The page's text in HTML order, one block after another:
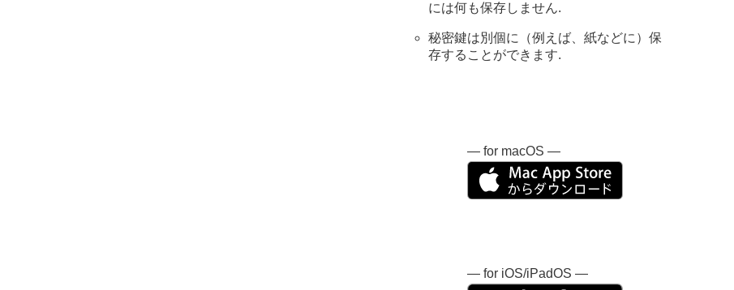
には何も保存しません.
秘密鍵は別個に（例えば、紙などに）保
存することができます.
— for macOS —
— for iOS/iPadOS —